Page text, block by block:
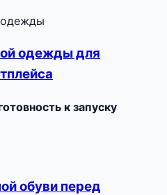
одежды
одежды для
к запуску
обуви перед